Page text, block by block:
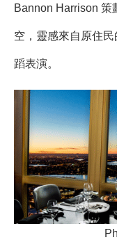
Bannon Harrison 策
空，靈感來自原住
蹈表演。